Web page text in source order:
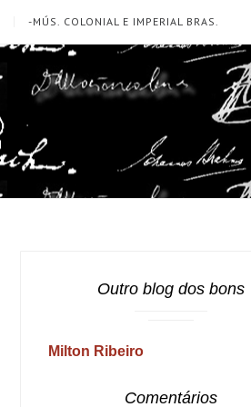
-MÚS. COLONIAL E IMPERIAL BRAS.
Outro blog dos bons
Milton Ribeiro
Comentários